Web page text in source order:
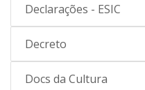
Declarações - ESIC
Decreto
Docs da Cultura